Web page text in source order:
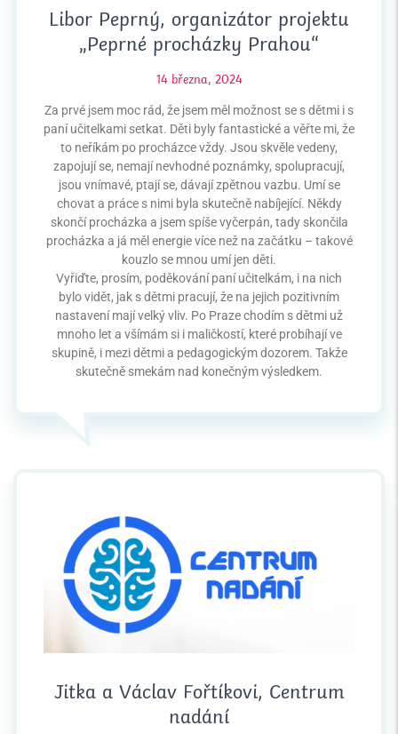
Libor Peprný, organizátor projektu
„Peprné procházky Prahou“
14 března, 2024
Za prvé jsem moc rád, že jsem měl možnost se s dětmi i s
paní učitelkami setkat. Děti byly fantastické a věřte mi, že
to neříkám po procházce vždy. Jsou skvěle vedeny,
zapojují se, nemají nevhodné poznámky, spolupracují,
jsou vnímavé, ptají se, dávají zpětnou vazbu. Umí se
chovat a práce s nimi byla skutečně nabíjející. Někdy
skončí procházka a jsem spíše vyčerpán, tady skončila
procházka a já měl energie více než na začátku – takové
kouzlo se mnou umí jen děti.
Vyřiďte, prosím, poděkování paní učitelkám, i na nich
bylo vidět, jak s dětmi pracují, že na jejich pozitivním
nastavení mají velký vliv. Po Praze chodím s dětmi už
mnoho let a všímám si i maličkostí, které probíhají ve
skupině, i mezi dětmi a pedagogickým dozorem. Takže
skutečně smekám nad konečným výsledkem.
Jitka a Václav Fořtíkovi, Centrum
nadání